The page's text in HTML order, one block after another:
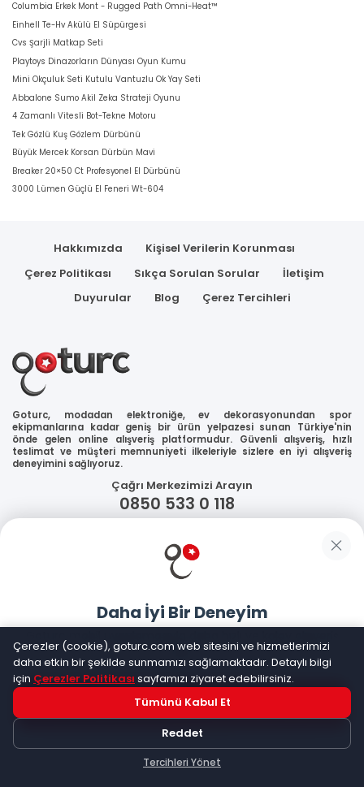
Columbia Erkek Mont - Rugged Path Omni-Heat™
Einhell Te-Hv Akülü El Süpürgesi
Cvs Şarjli Matkap Seti
Playtoys Dinazorların Dünyası Oyun Kumu
Mini Okçuluk Seti Kutulu Vantuzlu Ok Yay Seti
Abbalone Sumo Akil Zeka Strateji Oyunu
4 Zamanlı Vitesli Bot-Tekne Motoru
Tek Gözlü Kuş Gözlem Dürbünü
Büyük Mercek Korsan Dürbün Mavi
Breaker 20×50 Ct Profesyonel El Dürbünü
3000 Lümen Güçlü El Feneri Wt-604
Hakkımızda
Kişisel Verilerin Korunması
Çerez Politikası
Sıkça Sorulan Sorular
İletişim
Duyurular
Blog Çerez Tercihleri
Goturc, modadan elektroniğe, ev dekorasyonundan spor
ekipmanlarına kadar geniş bir ürün yelpazesi sunan Türkiye'nin
önde gelen online alışveriş platformudur. Güvenli alışveriş, hızlı
teslimat ve müşteri memnuniyeti ilkeleriyle sizlere en iyi alışveriş
deneyimini sağlıyoruz.
Çağrı Merkezimizi Arayın
0850 533 0 118
Güvenliğiniz
Sosyal Medya
Mobil Uygulamalarımız
Daha İyi Bir Deneyim
Goturc mobil uygulamasıyla daha hızlı ve kolay alışveriş
yapın
Hemen Dene!
Uygulama yüklüyse açılacak, değilseGoogle Play'e
yönlendirileceksiniz
Çerezler (cookie), goturc.com web sitesini ve hizmetlerimizi
daha etkin bir şekilde sunmamızı sağlamaktadır. Detaylı bilgi
için Çerezler Politikası sayfamızı ziyaret edebilirsiniz.
Tümünü Kabul Et
Reddet
Tercihleri Yönet